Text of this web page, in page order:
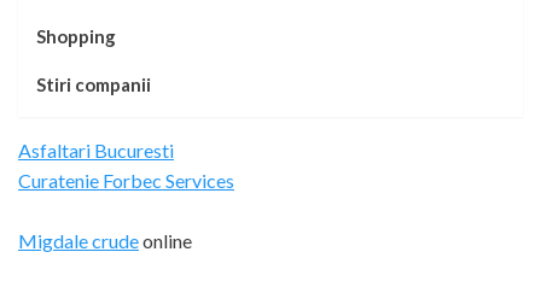
Shopping
Stiri companii
Asfaltari Bucuresti
Curatenie Forbec Services
Migdale crudeonline